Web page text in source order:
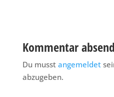
Kommentar
Du musst angemeldet
abzugeben.